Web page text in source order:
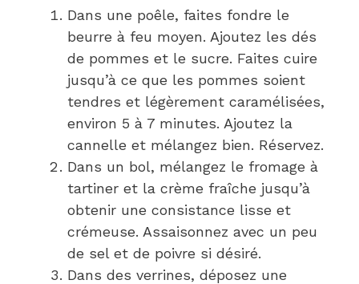
Dans une poêle, faites fondre le
beurre à feu moyen. Ajoutez les dés
de pommes et le sucre. Faites cuire
jusqu’à ce que les pommes soient
tendres et légèrement caramélisées,
environ 5 à 7 minutes. Ajoutez la
cannelle et mélangez bien. Réservez.
Dans un bol, mélangez le fromage à
tartiner et la crème fraîche jusqu’à
obtenir une consistance lisse et
crémeuse. Assaisonnez avec un peu
de sel et de poivre si désiré.
Dans des verrines, déposez une